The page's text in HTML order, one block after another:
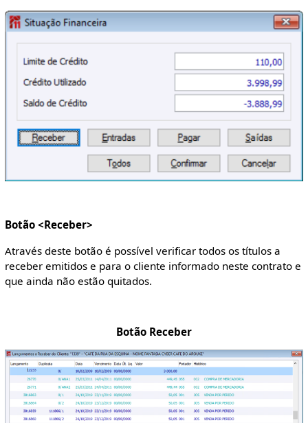
Botão <Receber>
Através deste botão é possível verificar todos os títulos a
receber emitidos e para o cliente informado neste contrato e
que ainda não estão quitados.
Botão Receber